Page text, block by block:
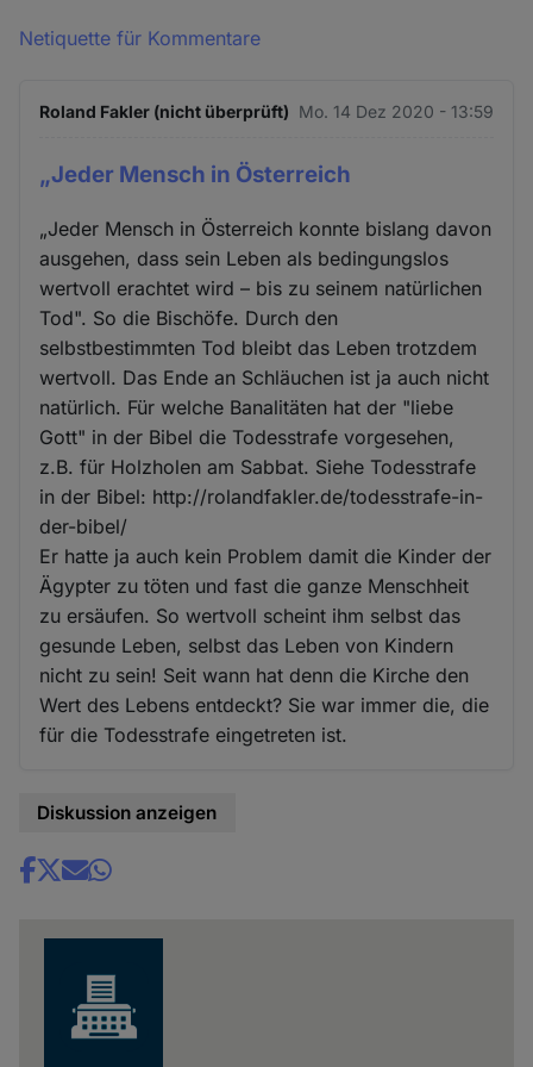
Netiquette für Kommentare
Roland Fakler (nicht überprüft) Mo. 14 Dez 2020 - 13:59
„Jeder Mensch in Österreich
„Jeder Mensch in Österreich konnte bislang davon
ausgehen, dass sein Leben als bedingungslos
wertvoll erachtet wird – bis zu seinem natürlichen
Tod". So die Bischöfe. Durch den
selbstbestimmten Tod bleibt das Leben trotzdem
wertvoll. Das Ende an Schläuchen ist ja auch nicht
natürlich. Für welche Banalitäten hat der "liebe
Gott" in der Bibel die Todesstrafe vorgesehen,
z.B. für Holzholen am Sabbat. Siehe Todesstrafe
in der Bibel: http://rolandfakler.de/todesstrafe-in-
der-bibel/
Er hatte ja auch kein Problem damit die Kinder der
Ägypter zu töten und fast die ganze Menschheit
zu ersäufen. So wertvoll scheint ihm selbst das
gesunde Leben, selbst das Leben von Kindern
nicht zu sein! Seit wann hat denn die Kirche den
Wert des Lebens entdeckt? Sie war immer die, die
für die Todesstrafe eingetreten ist.
Diskussion anzeigen
Share